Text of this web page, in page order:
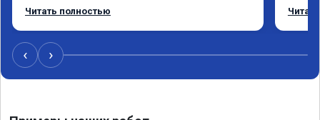
поеду в ближайшее дни брата Мазду 6 2016 год
Читать полностью
‹ ›